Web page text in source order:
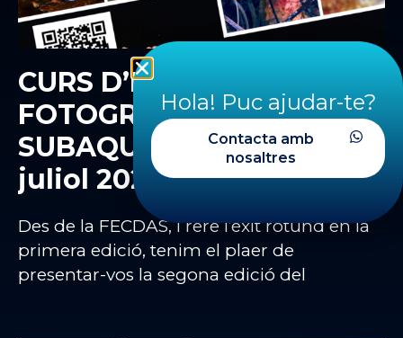
CURS D’INICIACIÓ A LA
FOTOGRAFIA
SUBAQUÀTICA – 18 i 19 de
juliol 2026
Des de la FECDAS, i rere l’èxit rotund en la
primera edició, tenim el plaer de
presentar-vos la segona edició del
Hola! Puc ajudar-te?
Contacta amb
nosaltres